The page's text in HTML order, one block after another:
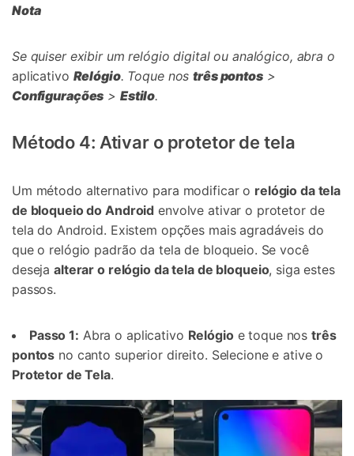
Nota
Se quiser exibir um relógio digital ou analógico, abra o
aplicativo Relógio. Toque nostrês pontos>
Configurações > Estilo.
Método 4: Ativar o protetor de tela
Um método alternativo para modificar o relógio da tela
de bloqueio do Android envolve ativar o protetor de
tela do Android. Existem opções mais agradáveis do
que o relógio padrão da tela de bloqueio. Se você
desejaalterar o relógio da tela de bloqueio, siga estes
passos.
Passo 1: Abra o aplicativo Relógioe toque nostrês
pontos no canto superior direito. Selecione e ative o
Protetor de Tela.